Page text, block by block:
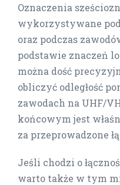
Oznaczenia
wykorzystywane
oraz podczas
podstawie znaczeń
można dość
obliczyć odległość
zawodach na UHF/
końcowym jest
za przeprowadzone
Jeśli chodzi o
warto także w tym